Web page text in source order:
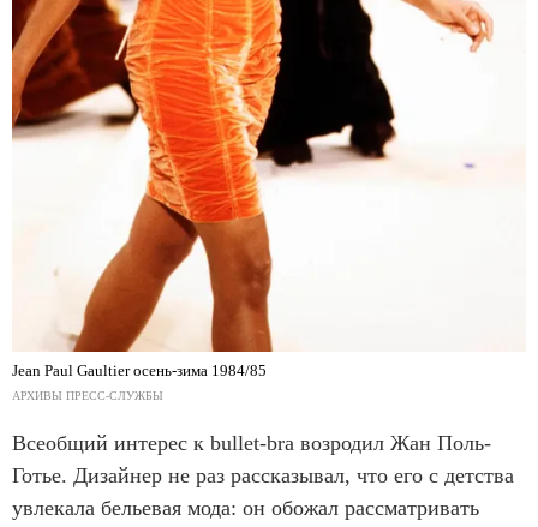
Jean Paul Gaultier осень-зима 1984/85
АРХИВЫ ПРЕСС-СЛУЖБЫ
Всеобщий интерес к bullet-bra возродил Жан Поль-
Готье. Дизайнер не раз рассказывал, что его с детства
увлекала бельевая мода: он обожал рассматривать